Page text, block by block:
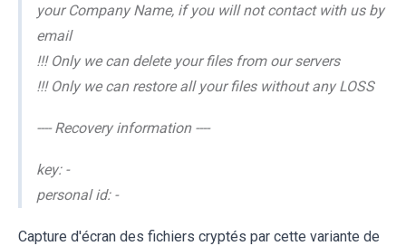
your Company Name, if you will not contact with us by
email
!!! Only we can delete your files from our servers
!!! Only we can restore all your files without any LOSS
---- Recovery information ----
key: -
personal id: -
Capture d'écran des fichiers cryptés par cette variante de